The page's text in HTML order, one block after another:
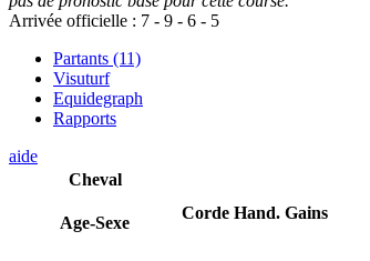
Arrivée officielle : 7 - 9 - 6 - 5
Partants (11)
Visuturf
Equidegraph
Rapports
aide
Cheval
Age-Sexe
Corde Hand. Gains